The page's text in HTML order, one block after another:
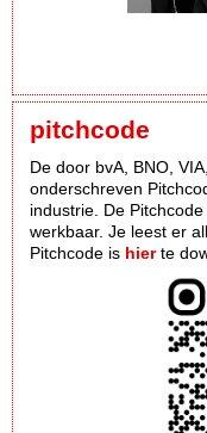
pitchcode
De door bvA, BNO,
onderschreven
industrie. De
werkbaar. Je leest er
Pitchcode is hierte